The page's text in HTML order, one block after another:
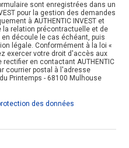
sont enregistrées dans un
pour la gestion des demandes
à AUTHENTIC INVEST et
relation précontractuelle et de
découle le cas échéant, puis
légale. Conformément à la loi «
exercer votre droit d'accès aux
en contactant AUTHENTIC
courrier postal à l'adresse
Printemps - 68100 Mulhouse
des données